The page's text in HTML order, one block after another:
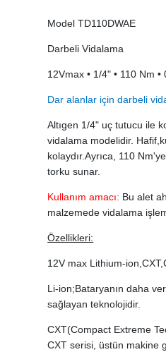
Model TD110DWAE
Darbeli Vidalama
12Vmax • 1/4" • 110 Nm •
Dar alanlar için darbeli
Altıgen 1/4" uç tutucu ile
vidalama modelidir.
kolaydır.Ayrıca, 110
torku sunar.
Kullanım amacı: Bu alet
malzemede vidalama
Özellikleri:
12V max Lithium-
Li-ion;Bataryanın daha
sağlayan teknolojidir.
CXT(Compact Extreme
CXT serisi, üstün makine